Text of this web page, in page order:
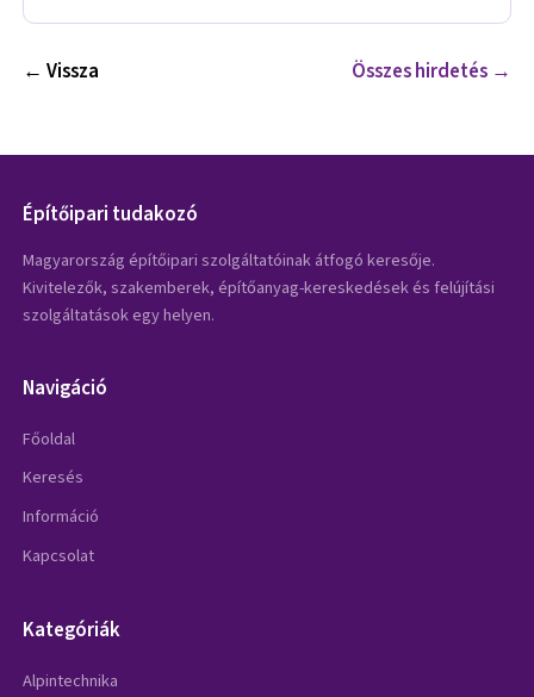
← Vissza Összes hirdetés →
Építőipari tudakozó
Magyarország építőipari szolgáltatóinak átfogó keresője.
Kivitelezők, szakemberek, építőanyag-kereskedések és felújítási
szolgáltatások egy helyen.
Navigáció
Főoldal
Keresés
Információ
Kapcsolat
Kategóriák
Alpintechnika